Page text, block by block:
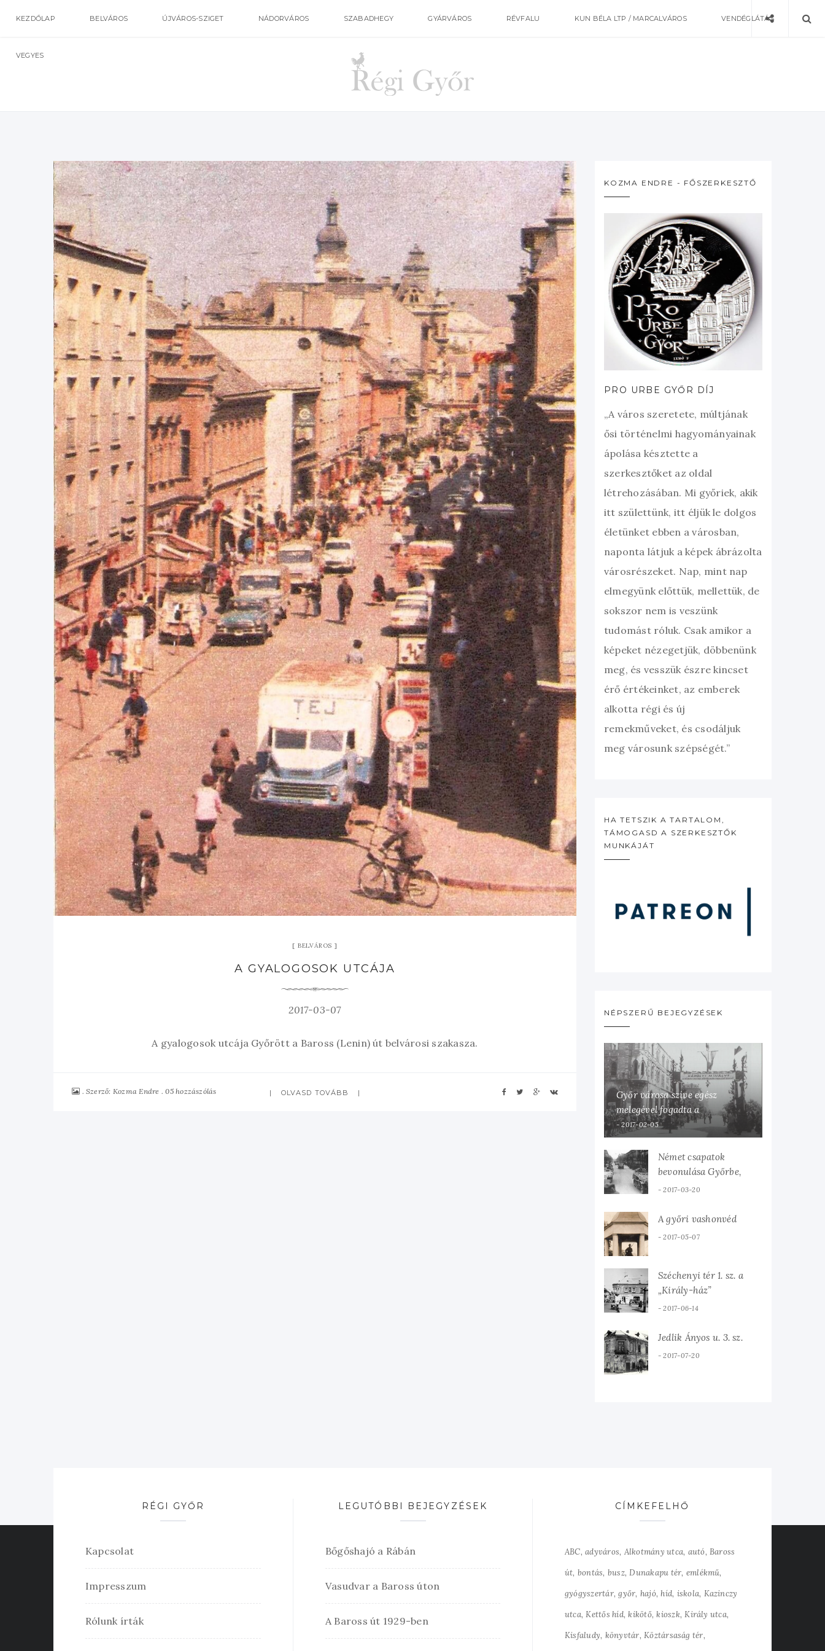
KEZDŐLAP BELVÁROS ÚJVÁROS-SZIGET NÁDORVÁROS SZABADHEGY GYÁRVÁROS RÉVFALU KUN BÉLA LTP / MARCALVÁROS VENDÉGLÁTÁS
VEGYES
BELVÁROS
A GYALOGOSOK UTCÁJA
2017-03-07
A gyalogosok utcája Győrött a Baross (Lenin) út belvárosi szakasza.
Szerző: Kozma Endre 05 hozzászólás OLVASD TOVÁBB
KOZMA ENDRE - FŐSZERKESZTŐ
PRO URBE GYŐR DÍJ
„A város szeretete, múltjának
ősi történelmi hagyományainak
ápolása késztette a
szerkesztőket az oldal
létrehozásában. Mi győriek, akik
itt születtünk, itt éljük le dolgos
életünket ebben a városban,
naponta látjuk a képek ábrázolta
városrészeket. Nap, mint nap
elmegyünk előttük, mellettük, de
sokszor nem is veszünk
tudomást róluk. Csak amikor a
képeket nézegetjük, döbbenünk
meg, és vesszük észre kincset
érő értékeinket, az emberek
alkotta régi és új
remekműveket, és csodáljuk
meg városunk szépségét.”
HA TETSZIK A TARTALOM,
TÁMOGASD A SZERKESZTŐK
MUNKÁJÁT
NÉPSZERŰ BEJEGYZÉSEK
Győr városa szíve egész
melegével fogadta a
hazaérkezett Károlyi Mihályt
2017-02-05
Német csapatok
bevonulása Győrbe,
1944. március 19-én.
2017-03-20
A győri vashonvéd
2017-05-07
Széchenyi tér 1. sz. a
„Király-ház”
2017-06-14
Jedlik Ányos u. 3. sz.
2017-07-20
RÉGI GYŐR
Kapcsolat
Impresszum
Rólunk írták
LEGUTÓBBI BEJEGYZÉSEK
Bőgőshajó a Rábán
Vasudvar a Baross úton
A Baross út 1929-ben
CÍMKEFELHŐ
ABC adyváros Alkotmány utca autó Baross
út bontás busz Dunakapu tér emlékmű
gyógyszertár győr hajó híd iskola Kazinczy
utca Kettős híd kikötő kioszk Király utca
Kisfaludy könyvtár Köztársaság tér